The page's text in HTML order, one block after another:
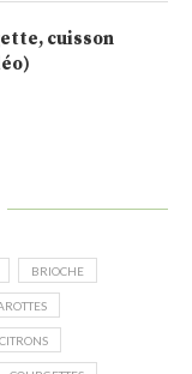
cuisson
BRIOCHE
CITRONS